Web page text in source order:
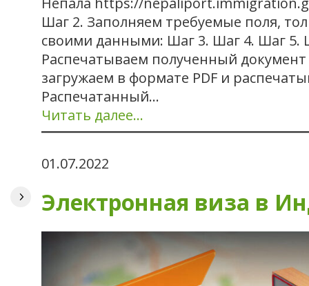
Шаг 2. Заполняем требуемые поля,
своими данными: Шаг 3. Шаг 4. Шаг 5.
Распечатываем полученный
загружаем в формате PDF и
Распечатанный…
Читать далее…
01.07.2022
Электронная виза в